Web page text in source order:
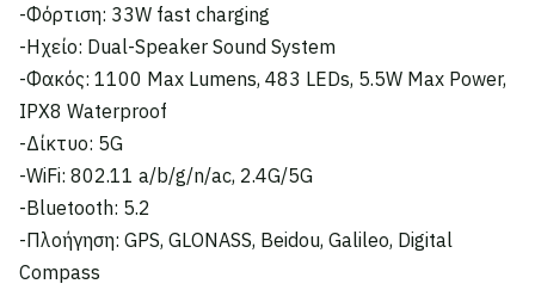
-Φόρτιση: 33W fast charging
-Ηχείο: Dual-Speaker Sound System
-Φακός: 1100 Max Lumens, 483 LEDs, 5.5W Max Power,
IPX8 Waterproof
-Δίκτυο: 5G
-WiFi: 802.11 a/b/g/n/ac, 2.4G/5G
-Bluetooth: 5.2
-Πλοήγηση: GPS, GLONASS, Beidou, Galileo, Digital
Compass